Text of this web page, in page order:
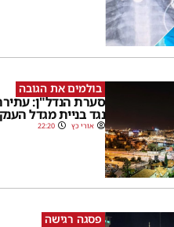
בולמים את הגובה
סערת הנדל"ן:
נגד בניית מגדל
אורי כץ 22:20
פסגה רגישה